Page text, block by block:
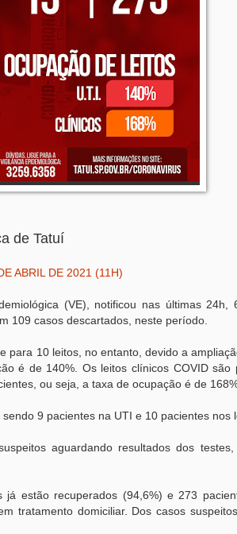
de Tatuí
ABRIL DE 2021 (11H)
(VE), notificou nas últimas 24h,
109 casos descartados, neste período.
para 10 leitos, no entanto, devido a
é de 140%. Os leitos clínicos COVID são
ou seja, a taxa de ocupação é de
9 pacientes na UTI e 10 pacientes nos
aguardando resultados dos
já estão recuperados (94,6%) e 273
tratamento domiciliar. Dos casos